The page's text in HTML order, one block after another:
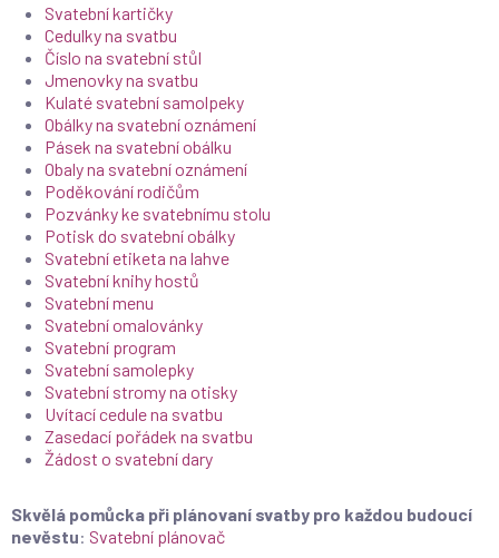
Svatební kartičky
Cedulky na svatbu
Číslo na svatební stůl
Jmenovky na svatbu
Kulaté svatební samolpeky
Obálky na svatební oznámení
Pásek na svatební obálku
Obaly na svatební oznámení
Poděkování rodičům
Pozvánky ke svatebnímu stolu
Potisk do svatební obálky
Svatební etiketa na lahve
Svatební knihy hostů
Svatební menu
Svatební omalovánky
Svatební program
Svatební samolepky
Svatební stromy na otisky
Uvítací cedule na svatbu
Zasedací pořádek na svatbu
Žádost o svatební dary
Skvělá pomůcka při plánovaní svatby pro každou budoucí
nevěstu: Svatební plánovač